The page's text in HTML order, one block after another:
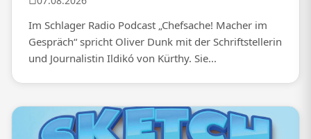
Im Schlager Radio Podcast „Chefsache! Macher im
Gespräch“ spricht Oliver Dunk mit der Schriftstellerin
und Journalistin Ildikó von Kürthy. Sie...